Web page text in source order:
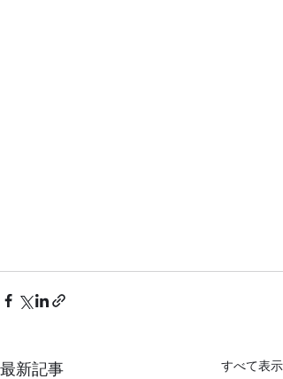
最新記事 すべて表示